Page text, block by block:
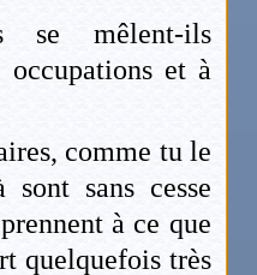
se mêlent-ils
et à
comme tu le
sans cesse
à ce que
quelquefois très